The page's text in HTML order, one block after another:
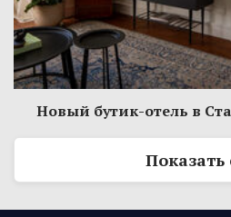
Новый бутик-отель в